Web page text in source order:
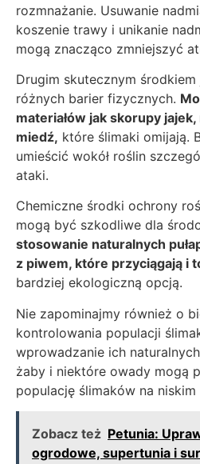
rozmnażanie. Usuwanie
koszenie trawy i unikanie
mogą znacząco zmniejszyć
Drugim skutecznym
różnych barier fizycznych.
materiałów jak skorupy
miedź, które ślimaki omijają.
umieścić wokół roślin
ataki.
Chemiczne środki ochrony
mogą być szkodliwe dla
stosowanie naturalnych
z piwem, które przyciągają i
bardziej ekologiczną opcją.
Nie zapominajmy również o
kontrolowania populacji
wprowadzanie ich
żaby i niektóre owady mogą
populację ślimaków na
Zobacz też Petunia:
ogrodowe, supertunia i